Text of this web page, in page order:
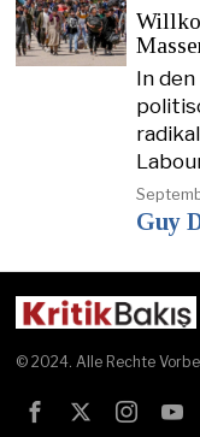
In
Guy
© 2024. Alle Rechte